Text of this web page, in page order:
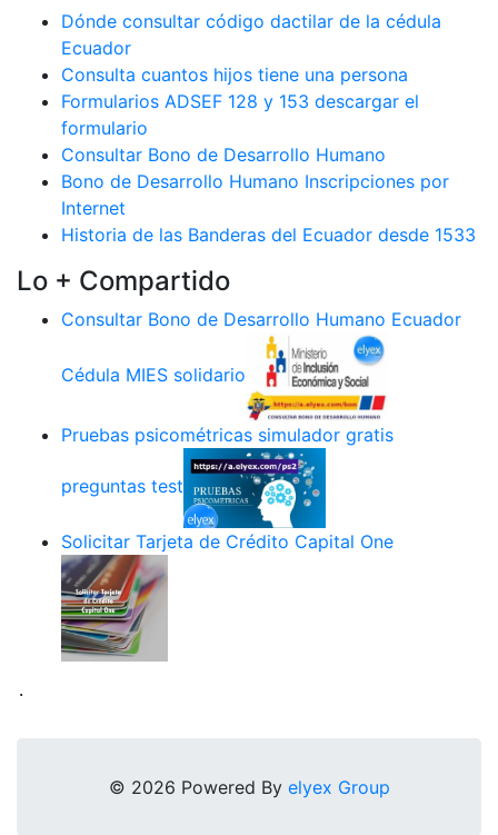
Dónde consultar código dactilar de la cédula
Ecuador
Consulta cuantos hijos tiene una persona
Formularios ADSEF 128 y 153 descargar el
formulario
Consultar Bono de Desarrollo Humano
Bono de Desarrollo Humano Inscripciones por
Internet
Historia de las Banderas del Ecuador desde 1533
Lo + Compartido
Consultar Bono de Desarrollo Humano Ecuador
Cédula MIES solidario
Pruebas psicométricas simulador gratis
preguntas test
Solicitar Tarjeta de Crédito Capital One
.
© 2026 Powered By elyex Group